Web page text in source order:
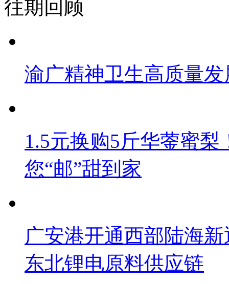
往期回顾
渝广精神卫生高质量
1.5元换购5斤华蓥蜜梨
您“邮”甜到家
广安港开通西部陆海
东北锂电原料供应链